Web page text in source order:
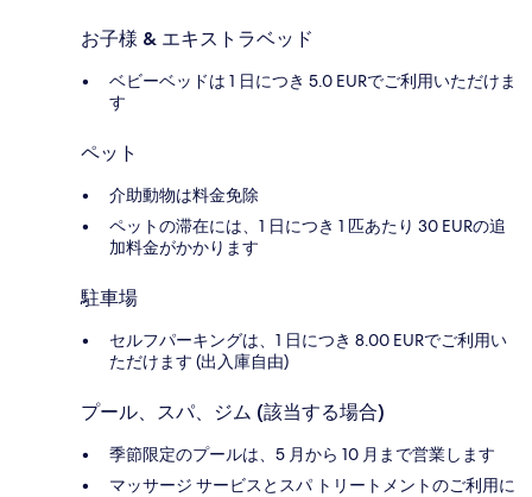
お子様 & エキストラベッド
ベビーベッドは 1 日につき 5.0 EURでご利用いただけま
す
ペット
介助動物は料金免除
ペットの滞在には、1 日につき 1 匹あたり 30 EURの追
加料金がかかります
駐車場
セルフパーキングは、1 日につき 8.00 EURでご利用い
ただけます (出入庫自由)
プール、スパ、ジム (該当する場合)
季節限定のプールは、5 月から 10 月まで営業します
マッサージ サービスとスパ トリートメントのご利用に